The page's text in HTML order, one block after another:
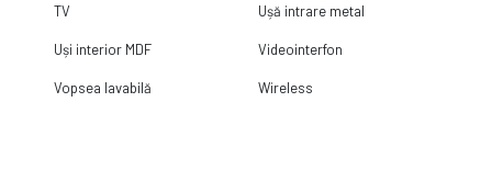
TV Ușă intrare metal
Uși interior MDF Videointerfon
Vopsea lavabilă Wireless